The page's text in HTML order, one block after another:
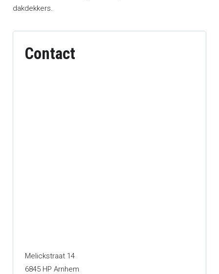
dakdekkers.
Contact
Melickstraat 14
6845 HP Arnhem